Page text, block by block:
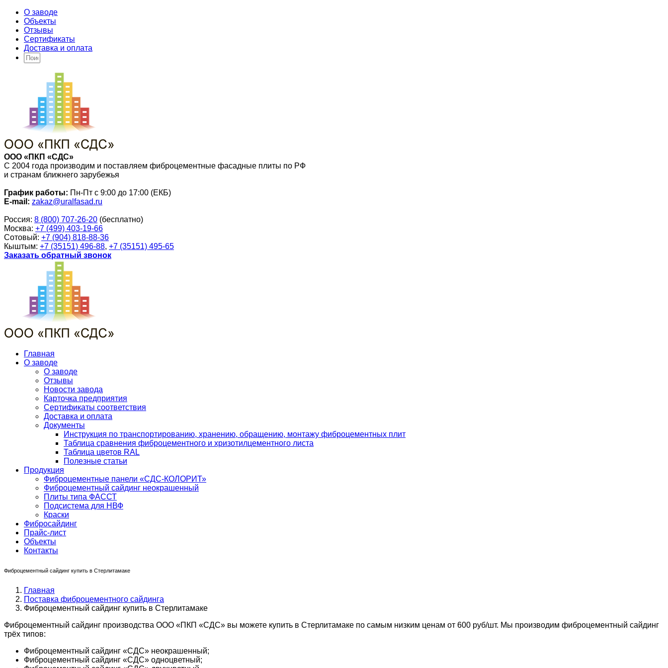
О заводе
Объекты
Отзывы
Сертификаты
Доставка и оплата
ООО «ПКП «СДС»
С 2004 года производим и поставляем фиброцементные фасадные плиты по РФ
и странам ближнего зарубежья
График работы: Пн-Пт с 9:00 до 17:00 (ЕКБ)
E-mail: zakaz@uralfasad.ru
Россия: 8 (800) 707-26-20 (бесплатно)
Москва: +7 (499) 403-19-66
Сотовый: +7 (904) 818-88-36
Кыштым: +7 (35151) 496-88, +7 (35151) 495-65
Заказать обратный звонок
Главная
О заводе
О заводе
Отзывы
Новости завода
Карточка предприятия
Сертификаты соответствия
Доставка и оплата
Документы
Инструкция по транспортированию, хранению, обращению, монтажу фиброцементных плит
Таблица сравнения фиброцементного и хризотилцементного листа
Таблица цветов RAL
Полезные статьи
Продукция
Фиброцементные панели «СДС-КОЛОРИТ»
Фиброцементный сайдинг неокрашенный
Плиты типа ФАССТ
Подсистема для НВФ
Краски
Фибросайдинг
Прайс-лист
Объекты
Контакты
Фиброцементный сайдинг купить в Стерлитамаке
Главная
Поставка фиброцементного сайдинга
Фиброцементный сайдинг купить в Стерлитамаке
Фиброцементный сайдинг производства ООО «ПКП «СДС» вы можете купить в Стерлитамаке по самым низким ценам от 600 руб/шт. Мы производим фиброцементный сайдинг
трёх типов:
Фиброцементный сайдинг «СДС» неокрашенный;
Фиброцементный сайдинг «СДС» одноцветный;